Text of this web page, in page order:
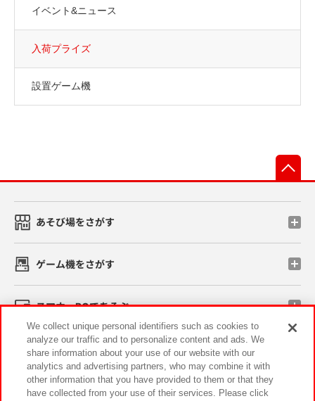
イベント&ニュース
入荷プライズ
設置ゲーム機
あそび場をさがす
ゲーム機をさがす
スマホ・PCであそぶ
イベント・キャンペーン
We collect unique personal identifiers such as cookies to
analyze our traffic and to personalize content and ads. We
share information about your use of our website with our
analytics and advertising partners, who may combine it with
other information that you have provided to them or that they
have collected from your use of their services. Please click